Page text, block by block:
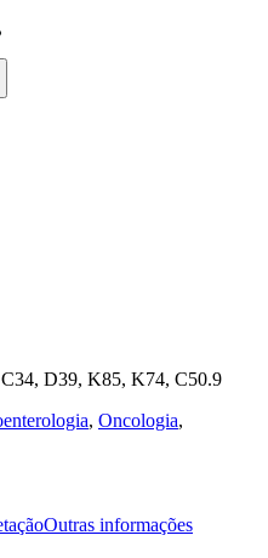
D39, K85, K74, C50.9
, Oncologia,
Outras informações